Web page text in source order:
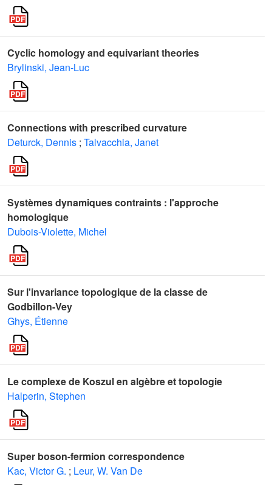
Cyclic homology and equivariant theories
Brylinski, Jean-Luc
Connections with prescribed curvature
Deturck, Dennis ; Talvacchia, Janet
Systèmes dynamiques contraints : l'approche
homologique
Dubois-Violette, Michel
Sur l'invariance topologique de la classe de
Godbillon-Vey
Ghys, Étienne
Le complexe de Koszul en algèbre et topologie
Halperin, Stephen
Super boson-fermion correspondence
Kac, Victor G. ; Leur, W. Van De